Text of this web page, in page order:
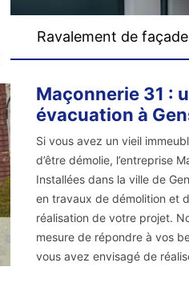
Ravalement de façade
Maçonnerie 31 :
évacuation à
Si vous avez un vieil
d’être démolie, l’entreprise
Installées dans la ville de
en travaux de démolition et
réalisation de votre projet.
mesure de répondre à vos
vous avez envisagé de